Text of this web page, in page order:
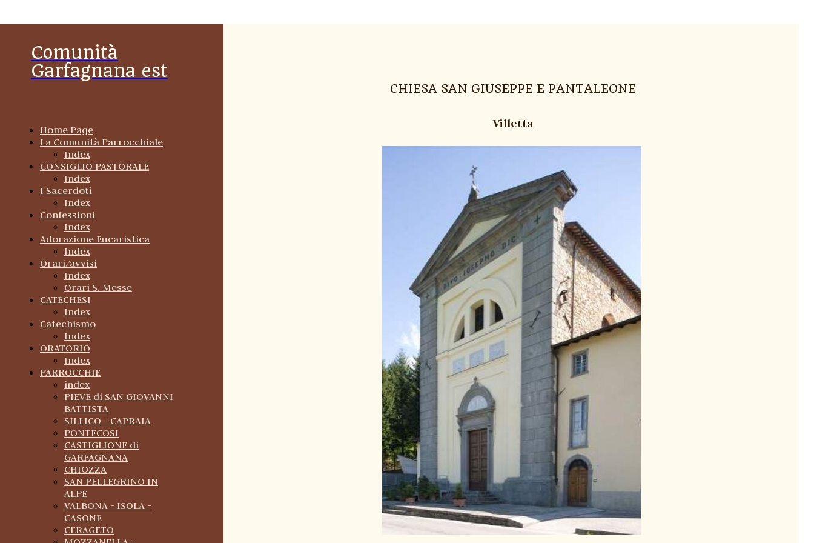
Comunità
Garfagnana est
CHIESA SAN GIUSEPPE E PANTALEONE
Villetta
Home Page
La Comunità Parrocchiale
Index
CONSIGLIO PASTORALE
Index
I Sacerdoti
Index
Confessioni
Index
Adorazione Eucaristica
Index
Orari/avvisi
Index
Orari S. Messe
CATECHESI
Index
Catechismo
Index
ORATORIO
Index
PARROCCHIE
index
PIEVE di SAN GIOVANNI
BATTISTA
SILLICO - CAPRAIA
PONTECOSI
CASTIGLIONE di
GARFAGNANA
CHIOZZA
SAN PELLEGRINO IN
ALPE
VALBONA - ISOLA -
CASONE
CERAGETO